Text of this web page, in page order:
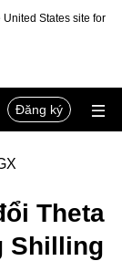
States site for
Đăng ký
Theta
Shilling